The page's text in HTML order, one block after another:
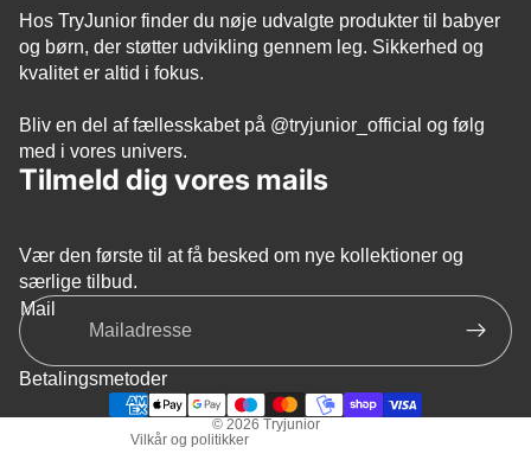
Hos TryJunior finder du nøje udvalgte produkter til babyer
og børn, der støtter udvikling gennem leg. Sikkerhed og
kvalitet er altid i fokus.
Bliv en del af fællesskabet på @tryjunior_official og følg
med i vores univers.
Tilmeld dig vores mails
Vær den første til at få besked om nye kollektioner og
særlige tilbud.
Mail
Betalingsmetoder
© 2026 Tryjunior
Vilkår og politikker
Politik om beskyttelse af persondata
Refusionspolitik
Servicevilkår
Leveringspolitik
Kontaktinformation